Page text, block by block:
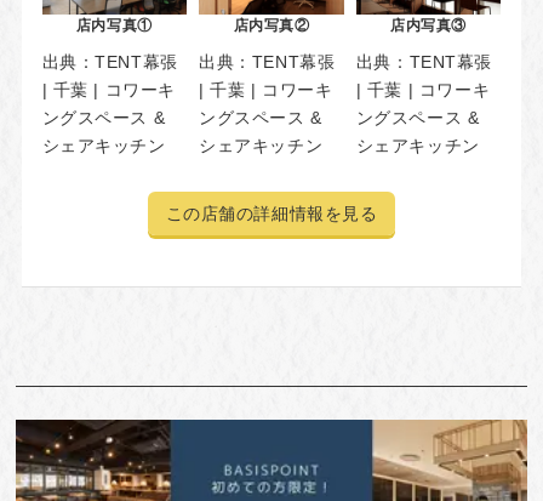
店内写真①
出典：TENT幕張
| 千葉 | コワーキ
ングスペース &
シェアキッチン
店内写真②
出典： TENT幕張
| 千葉 | コワーキ
ングスペース &
シェアキッチン
店内写真③
出典： TENT幕張
| 千葉 | コワーキ
ングスペース &
シェアキッチン
この店舗の詳細情報を見る